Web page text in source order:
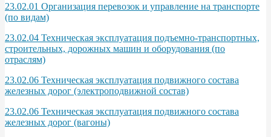
23.02.01 Организация перевозок и управление на транспорте
(по видам)
23.02.04 Техническая эксплуатация подъемно-транспортных,
строительных, дорожных машин и оборудования (по
отраслям)
23.02.06 Техническая эксплуатация подвижного состава
железных дорог (электроподвижной состав)
23.02.06 Техническая эксплуатация подвижного состава
железных дорог (вагоны)